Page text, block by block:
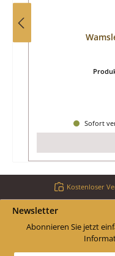
Sofort
Kostenloser
Newsletter
Abonnieren Sie jetzt